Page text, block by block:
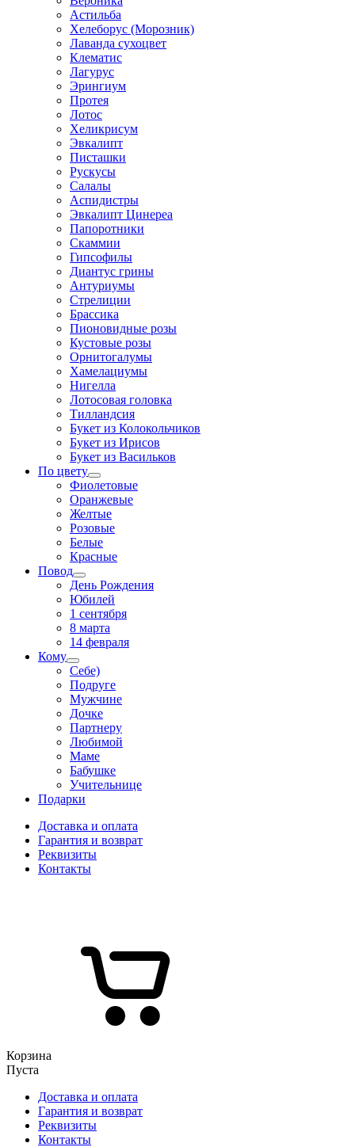
Астильба
Хелеборус (Морозник)
Лаванда сухоцвет
Клематис
Лагурус
Эрингиум
Протея
Лотос
Хеликрисум
Эвкалипт
Писташки
Рускусы
Салалы
Аспидистры
Эвкалипт Цинереа
Папоротники
Скаммии
Гипсофилы
Диантус грины
Антуриумы
Стрелиции
Брассика
Пионовидные розы
Кустовые розы
Орнитогалумы
Хамелациумы
Нигелла
Лотосовая головка
Тилландсия
Букет из Колокольчиков
Букет из Ирисов
Букет из Васильков
По цвету
Фиолетовые
Оранжевые
Желтые
Розовые
Белые
Красные
Повод
День Рождения
Юбилей
1 сентября
8 марта
14 февраля
Кому
Себе)
Подруге
Мужчине
Дочке
Партнеру
Любимой
Маме
Бабушке
Учительнице
Подарки
Доставка и оплата
Гарантия и возврат
Реквизиты
Контакты
Корзина
Пуста
Доставка и оплата
Гарантия и возврат
Реквизиты
Контакты